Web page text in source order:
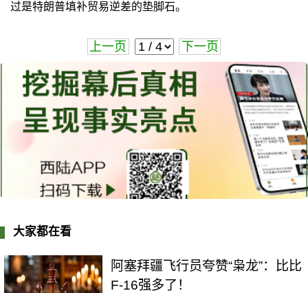
过是特朗普填补贸易逆差的垫脚石。
上一页 下一页
大家都在看
阿塞拜疆飞行员夸赞“枭龙”：比比
F-16强多了！